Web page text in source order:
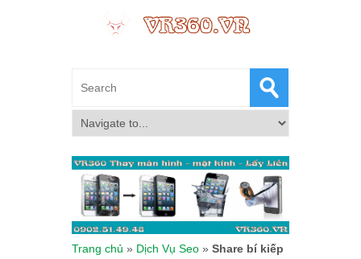
Trang chủ » Dịch Vụ Seo » Share bí kiếp